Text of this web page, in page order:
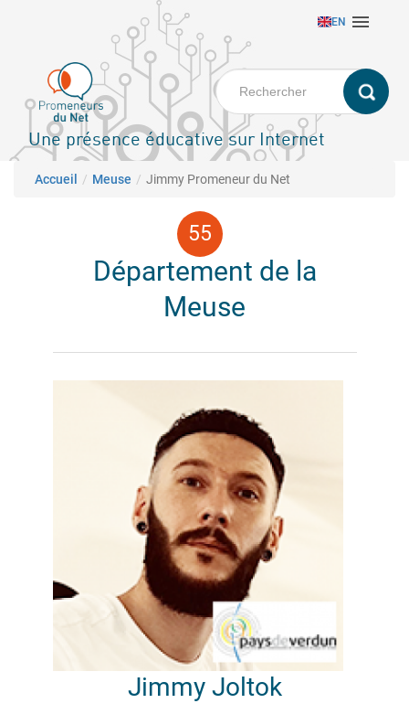
principal
EN 
Une présence éducative sur Internet
Fil d'Ariane
Accueil Meuse Jimmy Promeneur du Net
Département de la
Meuse
Jimmy Joltok